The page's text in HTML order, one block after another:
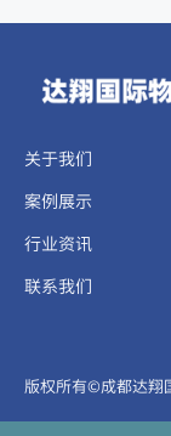
关于我们
案例展示
行业资讯
联系我们
版权所有©成都达翔